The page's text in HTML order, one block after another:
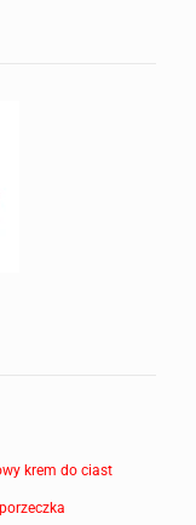
krem do ciast